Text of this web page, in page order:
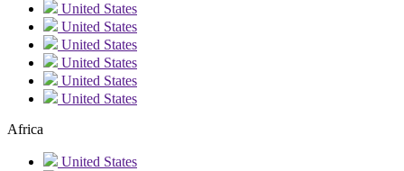
United States
United States
United States
United States
United States
United States
Africa
United States